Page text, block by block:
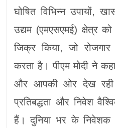
घोषित विभिन्न उपायों,
उद्यम (एमएसएमई) क्षेत्र
जिक्र किया, जो
करता है। पीएम मोदी ने
और आपकी ओर देख रही
प्रतिबद्धता और निवेश
हैं। दुनिया भर के